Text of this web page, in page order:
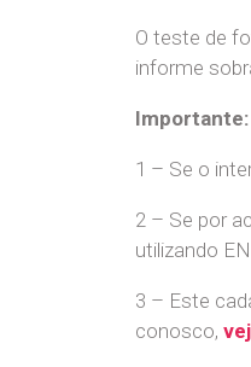
O teste de
informe
Importante:
1 – Se o
2 – Se por
utilizando
3 – Este
conosco,